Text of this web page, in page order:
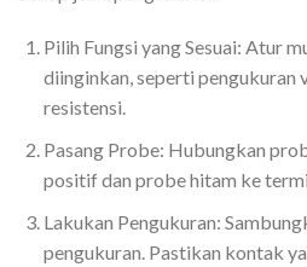
Pilih Fungsi yang Sesuai: Atur
diinginkan, seperti pengukuran
resistensi.
Pasang Probe: Hubungkan
positif dan probe hitam ke
Lakukan Pengukuran:
pengukuran. Pastikan kontak